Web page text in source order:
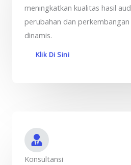
meningkatkan kualitas hasil
perubahan dan perkembangan
dinamis.
Klik Di Sini
Konsultansi